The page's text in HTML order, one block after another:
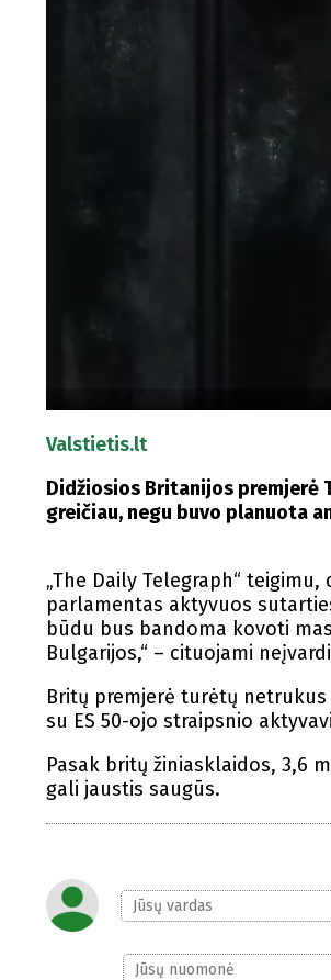
Valstietis.lt
Didžiosios Britanijos premjerė
greičiau, negu buvo planuota
„The Daily Telegraph“
parlamentas aktyvuos
būdu bus bandoma kovoti
Bulgarijos,“ – cituojami
Britų premjerė turėtų
su ES 50-ojo straipsnio
Pasak britų žiniasklaidos, 3,6
gali jaustis saugūs.